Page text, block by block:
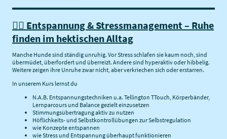
🧘‍♂️ Entspannung & Stressmanagement – Ruhe
finden im hektischen Alltag
Manche Hunde sind ständig unruhig. Vor Stress schlafen sie kaum noch, sind
übermüdet, überfordert und überreizt. Andere sind hyperaktiv oder hibbelig.
Weitere zeigen ihre Unruhe zwar nicht, aber verkriechen sich oder erstarren.
In unserem Kurs lernst du
N.A.B. Entspannungstechniken u.a. Tellington TTouch, Körperbänder,
Lernparcours und Balance gezielt einzusetzen
Stimmungsübertragung aktiv zu nutzen
Höflichkeits- und Selbstkontrollübungen zur Selbstregulation
wie Konzepte entspannen
wie Stress und Entspannung überhaupt funktionieren